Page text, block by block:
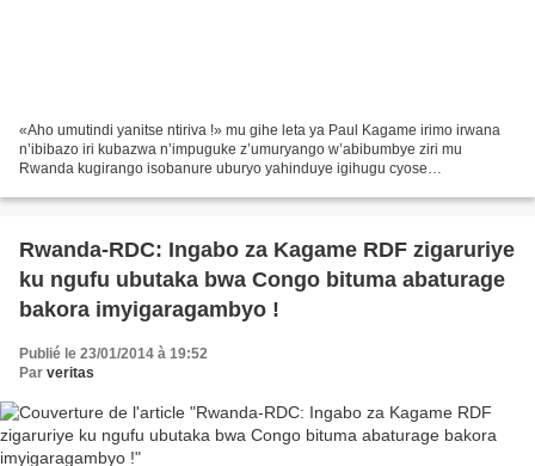
«Aho umutindi yanitse ntiriva !» mu gihe leta ya Paul Kagame irimo irwana
n’ibibazo iri kubazwa n’impuguke z’umuryango w’abibumbye ziri mu
Rwanda kugirango isobanure uburyo yahinduye igihugu cyose
Rwanda-RDC: Ingabo za Kagame RDF zigaruriye
ku ngufu ubutaka bwa Congo bituma abaturage
bakora imyigaragambyo !
Publié le 23/01/2014 à 19:52
Par veritas